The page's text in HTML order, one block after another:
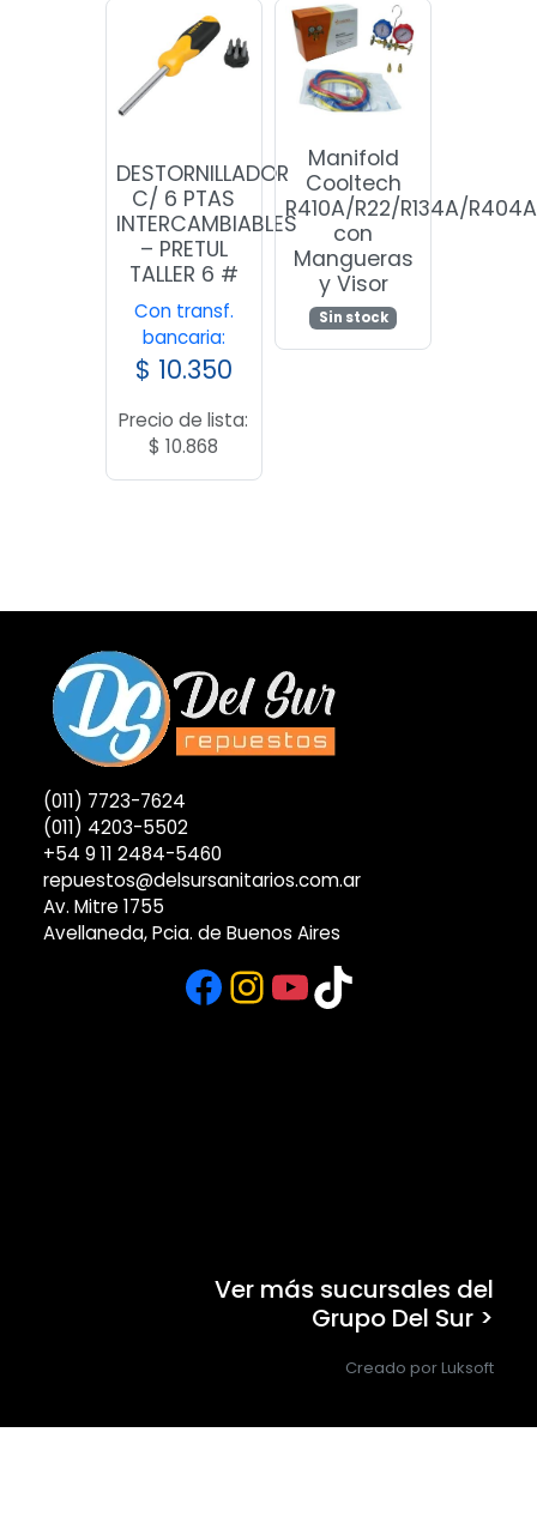
DESTORNILLADOR
C/ 6 PTAS
INTERCAMBIABLES
– PRETUL
TALLER 6 #
Con transf.
bancaria:
$ 10.350
Precio de lista:
$ 10.868
Manifold
Cooltech
R410A/R22/R134A/R404A
con
Mangueras
y Visor
Sin stock
(011) 7723-7624
(011) 4203-5502
+54 9 11 2484-5460
repuestos@delsursanitarios.com.ar
Av. Mitre 1755
Avellaneda, Pcia. de Buenos Aires
Facebook
Instagram
YouTube
TikTok
Ver más sucursales del
Grupo Del Sur >
Creado por Luksoft